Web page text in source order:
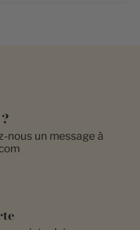
nous un message à